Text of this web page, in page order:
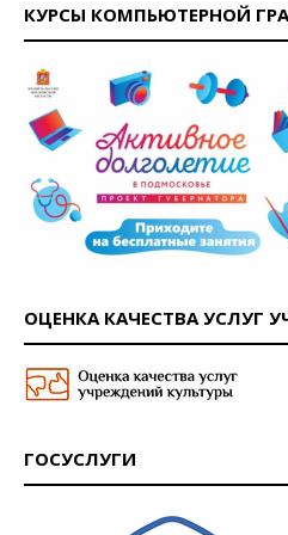
КУРСЫ КОМПЬЮТЕРНОЙ
ОЦЕНКА КАЧЕСТВА УСЛУГ
ГОСУСЛУГИ